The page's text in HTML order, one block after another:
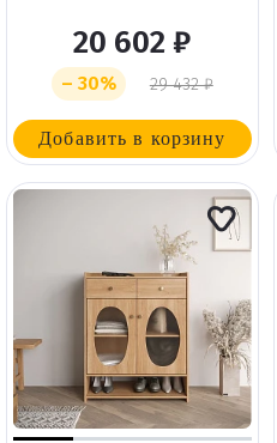
20 602 ₽
– 30% 29 432 ₽
Добавить в корзину